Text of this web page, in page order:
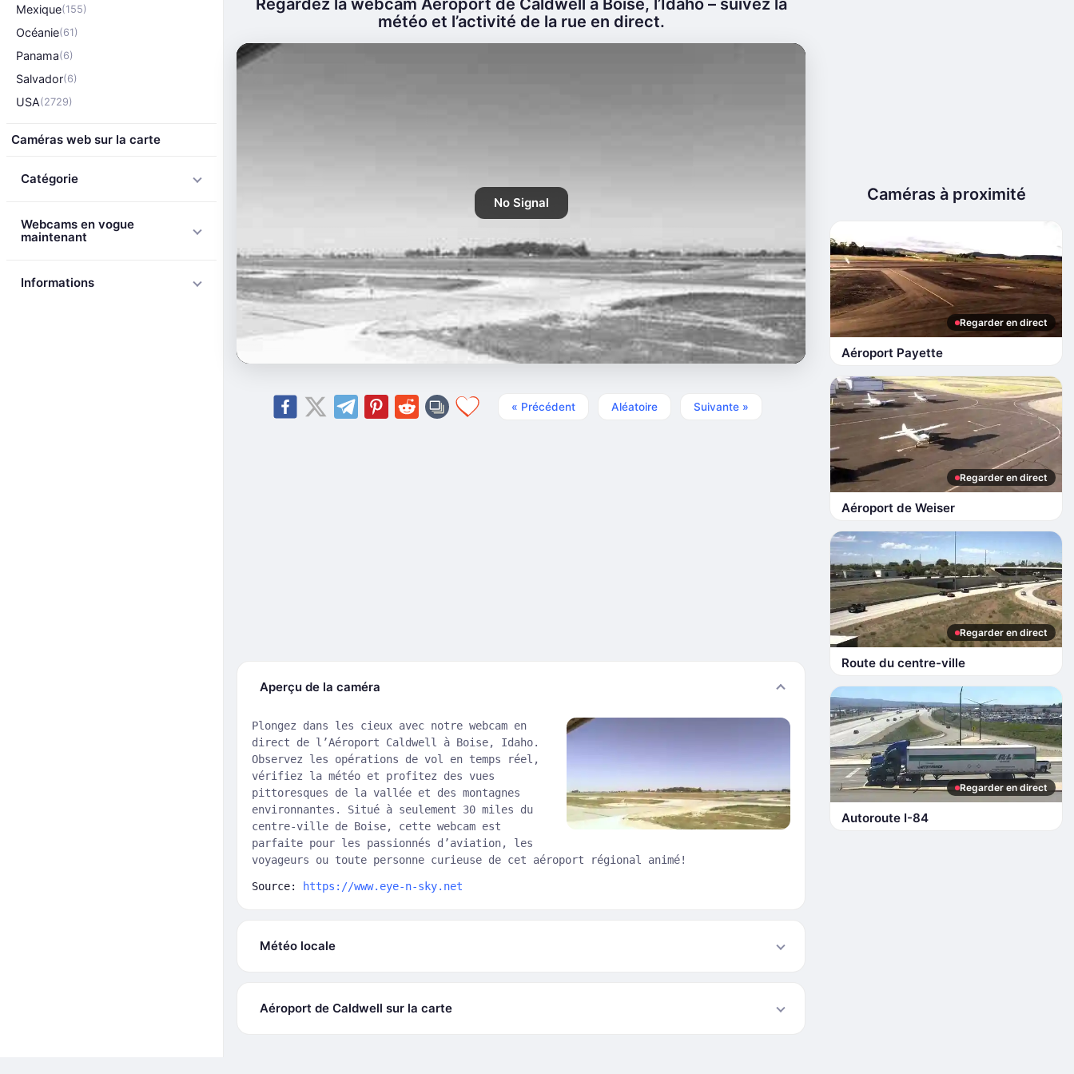
Mexique(155)
Océanie(61)
Panama(6)
Salvador(6)
USA(2729)
Caméras web sur la carte
Catégorie
Webcams en vogue
maintenant
Informations
Regardez la webcam Aéroport de Caldwell à Boise, l’Idaho – suivez la
météo et l’activité de la rue en direct.
No Signal
« Précédent Aléatoire Suivante »
Aperçu de la caméra
Plongez dans les cieux avec notre webcam en
direct de l’Aéroport Caldwell à Boise, Idaho.
Observez les opérations de vol en temps réel,
vérifiez la météo et profitez des vues
pittoresques de la vallée et des montagnes
environnantes. Situé à seulement 30 miles du
centre-ville de Boise, cette webcam est
parfaite pour les passionnés d’aviation, les
voyageurs ou toute personne curieuse de cet aéroport régional animé!
Source: https://www.eye-n-sky.net
Météo locale
Aéroport de Caldwell sur la carte
Caméras à proximité
Regarder en direct
Aéroport Payette
Regarder en direct
Aéroport de Weiser
Regarder en direct
Route du centre-ville
Regarder en direct
Autoroute I-84